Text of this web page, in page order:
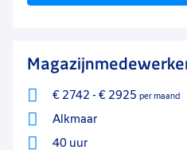
€ 2742 - € 2925 per maand
Alkmaar
40 uur